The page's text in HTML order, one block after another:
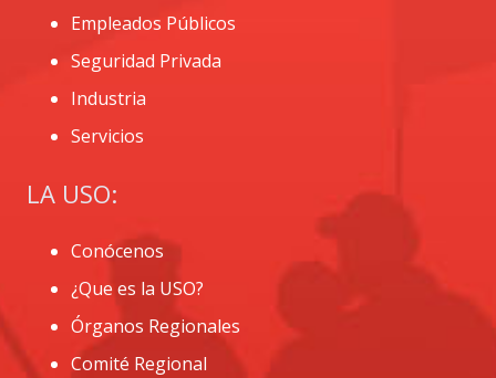
Empleados Públicos
Seguridad Privada
Industria
Servicios
LA USO:
Conócenos
¿Que es la USO?
Órganos Regionales
Comité Regional